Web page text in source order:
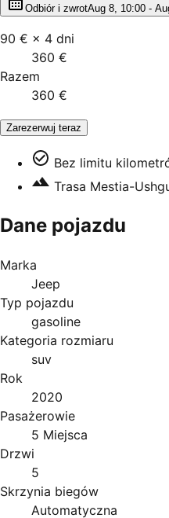
Odbiór i zwrotAug 8, 10:00 -
90 € × 4 dni
360 €
Razem
360 €
Zarezerwuj teraz
Bez limitu
Trasa Mestia-
Dane pojazdu
Marka
Jeep
Typ pojazdu
gasoline
Kategoria rozmiaru
suv
Rok
2020
Pasażerowie
5 Miejsca
Drzwi
5
Skrzynia biegów
Automatyczna